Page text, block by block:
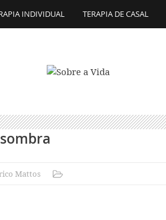
INDIVIDUAL TERAPIA DE CASAL
Mattos